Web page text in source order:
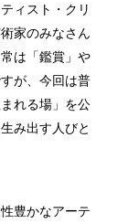
ィスト・クリ
家のみなさん
は「鑑賞」や
が、今回は普
れる場」を公
み出す人びと
豊かなアーテ